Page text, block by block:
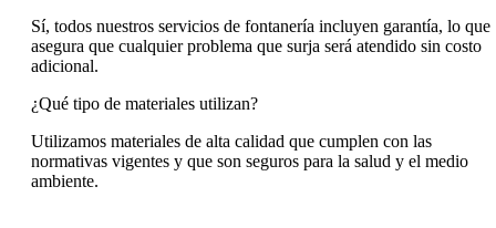
Sí, todos nuestros servicios de fontanería incluyen garantía, lo que
asegura que cualquier problema que surja será atendido sin costo
adicional.
¿Qué tipo de materiales utilizan?
Utilizamos materiales de alta calidad que cumplen con las
normativas vigentes y que son seguros para la salud y el medio
ambiente.